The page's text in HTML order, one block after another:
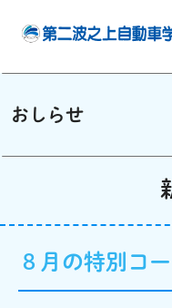
おしらせ
８月の特別コ